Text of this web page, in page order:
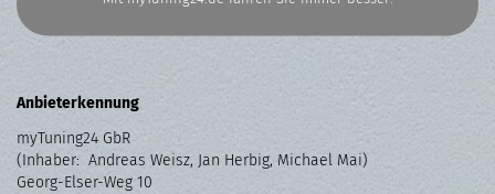
Anbieterkennung
myTuning24 GbR
(Inhaber: Andreas Weisz, Jan Herbig, Michael Mai)
Georg-Elser-Weg 10